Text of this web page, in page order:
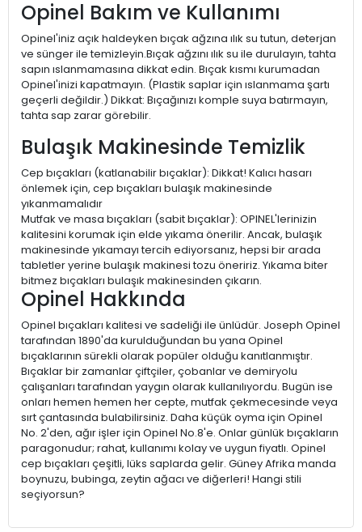
Opinel Bakım ve Kullanımı
Opinel'iniz açık haldeyken bıçak ağzına ılık su tutun, deterjan
ve sünger ile temizleyin.Bıçak ağzını ılık su ile durulayın, tahta
sapın ıslanmamasına dikkat edin. Bıçak kısmı kurumadan
Opinel'inizi kapatmayın. (Plastik saplar için ıslanmama şartı
geçerli değildir.) Dikkat: Bıçağınızı komple suya batırmayın,
tahta sap zarar görebilir.
Bulaşık Makinesinde Temizlik
Cep bıçakları (katlanabilir bıçaklar): Dikkat! Kalıcı hasarı
önlemek için, cep bıçakları bulaşık makinesinde
yıkanmamalıdır
Mutfak ve masa bıçakları (sabit bıçaklar): OPINEL'lerinizin
kalitesini korumak için elde yıkama önerilir. Ancak, bulaşık
makinesinde yıkamayı tercih ediyorsanız, hepsi bir arada
tabletler yerine bulaşık makinesi tozu öneririz. Yıkama biter
bitmez bıçakları bulaşık makinesinden çıkarın.
Opinel Hakkında
Opinel bıçakları kalitesi ve sadeliği ile ünlüdür. Joseph Opinel
tarafından 1890'da kurulduğundan bu yana Opinel
bıçaklarının sürekli olarak popüler olduğu kanıtlanmıştır.
Bıçaklar bir zamanlar çiftçiler, çobanlar ve demiryolu
çalışanları tarafından yaygın olarak kullanılıyordu. Bugün ise
onları hemen hemen her cepte, mutfak çekmecesinde veya
sırt çantasında bulabilirsiniz. Daha küçük oyma için Opinel
No. 2'den, ağır işler için Opinel No.8'e. Onlar günlük bıçakların
paragonudur; rahat, kullanımı kolay ve uygun fiyatlı. Opinel
cep bıçakları çeşitli, lüks saplarda gelir. Güney Afrika manda
boynuzu, bubinga, zeytin ağacı ve diğerleri! Hangi stili
seçiyorsun?